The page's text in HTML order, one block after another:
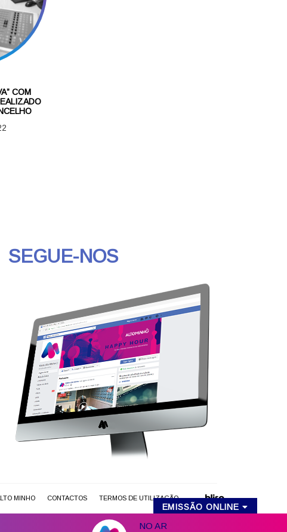
EMISSÃO ONLINE
COM
SEGUE-NOS
MINHO CONTACTOS TERMOS DE UTILIZAÇÃO